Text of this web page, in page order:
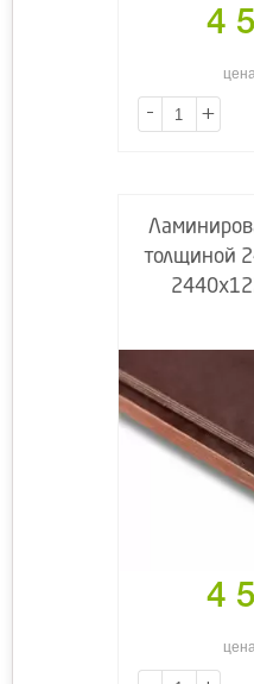
4
- +
толщиной
4